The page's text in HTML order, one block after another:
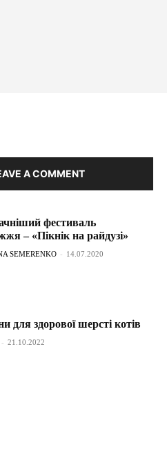
A COMMENT
фестиваль
– «Пікнік на райдузі»
SEMERENKO - 14.07.2020
для здорової шерсті котів
- 21.10.2022